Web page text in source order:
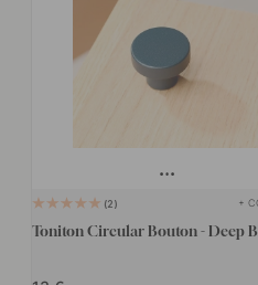
2 +
Toniton Circular Bouton - Deep